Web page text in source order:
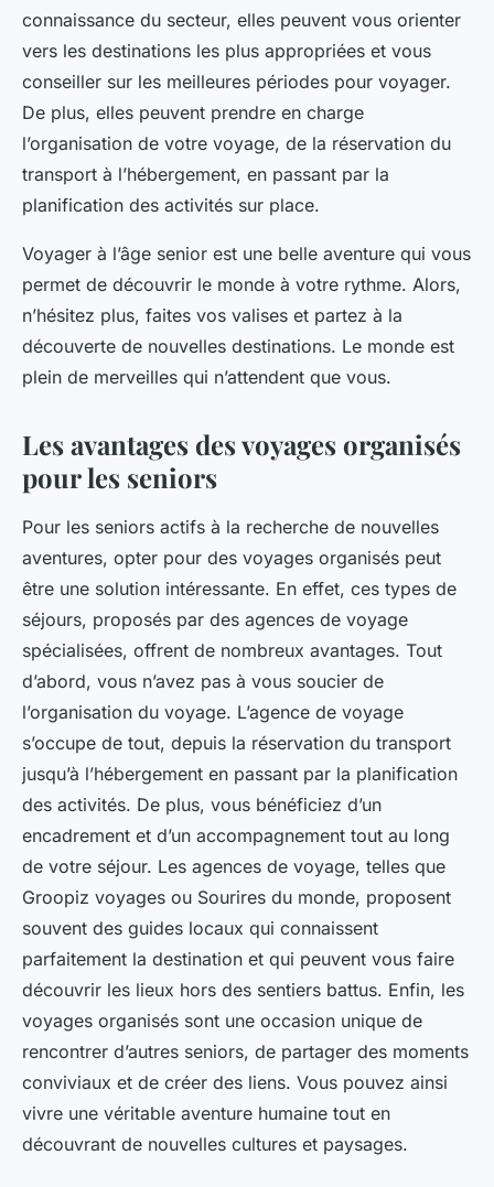
connaissance du secteur, elles peuvent vous orienter
vers les destinations les plus appropriées et vous
conseiller sur les meilleures périodes pour voyager.
De plus, elles peuvent prendre en charge
l’organisation de votre voyage, de la réservation du
transport à l’hébergement, en passant par la
planification des activités sur place.
Voyager à l’âge senior est une belle aventure qui vous
permet de découvrir le monde à votre rythme. Alors,
n’hésitez plus, faites vos valises et partez à la
découverte de nouvelles destinations. Le monde est
plein de merveilles qui n’attendent que vous.
Les avantages des voyages organisés
pour les seniors
Pour les seniors actifs à la recherche de nouvelles
aventures, opter pour des voyages organisés peut
être une solution intéressante. En effet, ces types de
séjours, proposés par des agences de voyage
spécialisées, offrent de nombreux avantages. Tout
d’abord, vous n’avez pas à vous soucier de
l’organisation du voyage. L’agence de voyage
s’occupe de tout, depuis la réservation du transport
jusqu’à l’hébergement en passant par la planification
des activités. De plus, vous bénéficiez d’un
encadrement et d’un accompagnement tout au long
de votre séjour. Les agences de voyage, telles que
Groopiz voyages ou Sourires du monde, proposent
souvent des guides locaux qui connaissent
parfaitement la destination et qui peuvent vous faire
découvrir les lieux hors des sentiers battus. Enfin, les
voyages organisés sont une occasion unique de
rencontrer d’autres seniors, de partager des moments
conviviaux et de créer des liens. Vous pouvez ainsi
vivre une véritable aventure humaine tout en
découvrant de nouvelles cultures et paysages.